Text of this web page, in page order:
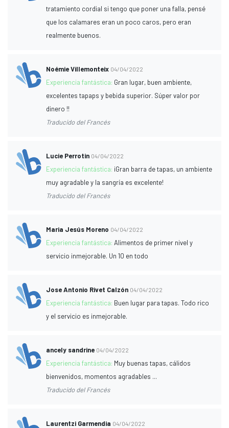
tratamiento cordial si tengo que poner una falla, pensé
que los calamares eran un poco caros, pero eran
realmente buenos.
Noémie Villemonteix 04/04/2022
Experiencia fantástica: Gran lugar, buen ambiente,
excelentes tapaps y bebida superior. Súper valor por
dinero !!
Traducido del Francés
Lucie Perrotin 04/04/2022
Experiencia fantástica: ¡Gran barra de tapas, un ambiente
muy agradable y la sangría es excelente!
Traducido del Francés
Maria Jesús Moreno 04/04/2022
Experiencia fantástica:Alimentos de primer nivel y
servicio inmejorable. Un 10 en todo
Jose Antonio Rivet Calzón 04/04/2022
Experiencia fantástica: Buen lugar para tapas. Todo rico
y el servicio es inmejorable.
ancely sandrine 04/04/2022
Experiencia fantástica: Muy buenas tapas, cálidos
bienvenidos, momentos agradables ...
Traducido del Francés
Laurentzi Garmendia 04/04/2022